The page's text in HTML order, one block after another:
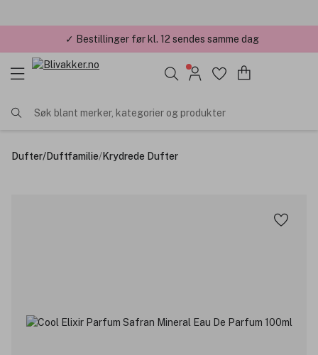
✓ Bestillinger før kl. 12 sendes samme dag
✓ Årets Nettbutikk 2026 og 2025
Søk blant merker, kategorier og produkter
Dufter/Duftfamilie/Krydrede Dufter